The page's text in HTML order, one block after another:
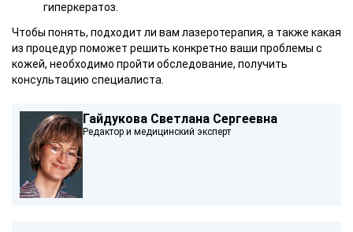
гиперкератоз.
Чтобы понять, подходит ли вам лазеротерапия, а также какая
из процедур поможет решить конкретно ваши проблемы с
кожей, необходимо пройти обследование, получить
консультацию специалиста.
Гайдукова Светлана Сергеевна
Редактор и медицинский эксперт